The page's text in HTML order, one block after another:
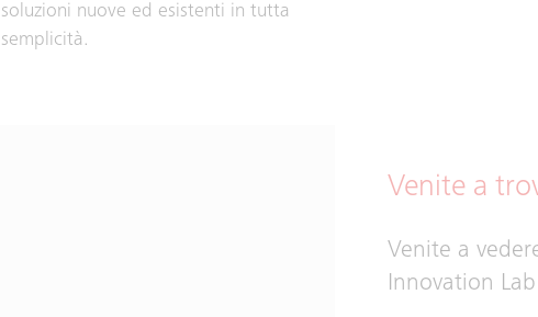
soluzioni nuove ed esistenti in tutta
semplicità.
Venite a
Venite a
Innovation